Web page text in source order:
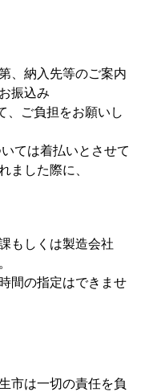
納入先等のご案内
振込み
、ご負担をお願いし
ては着払いとさせて
ました際に、
しくは製造会社
間の指定はできませ
は一切の責任を負